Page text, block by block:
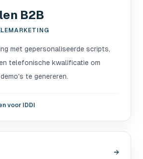
B2B
met gepersonaliseerde scripts,
telefonische kwalificatie om
te genereren.
voor IDDI
→